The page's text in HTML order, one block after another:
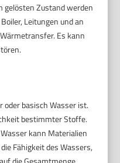
gelösten Zustand werden
Leitungen und an
Es kann
oder basisch Wasser ist.
bestimmter Stoffe.
kann Materialien
Fähigkeit des Wassers,